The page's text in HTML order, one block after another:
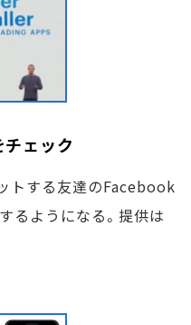
チェック
トする友達のFacebook
るようになる。提供は